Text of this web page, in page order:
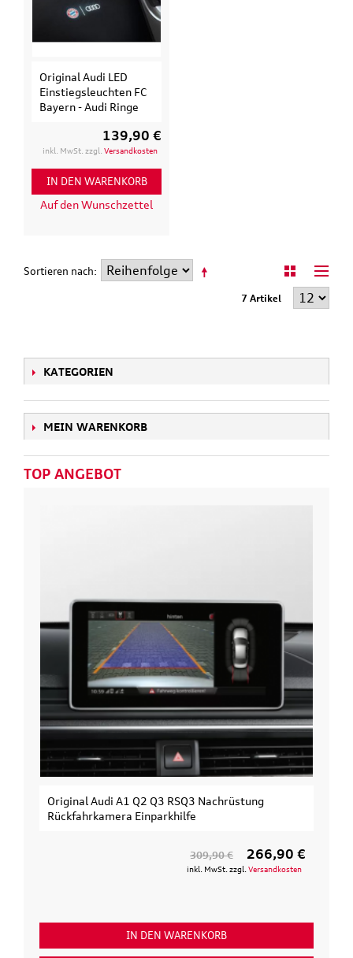
Original Audi LED
Einstiegsleuchten FC
Bayern - Audi Ringe
139,90 €
inkl. MwSt. zzgl.Versandkosten
IN DEN WARENKORB
Auf den Wunschzettel
Sortieren nach
7 Artikel
KATEGORIEN
MEIN WARENKORB
TOP ANGEBOT
Original Audi A1 Q2 Q3 RSQ3 Nachrüstung
Rückfahrkamera Einparkhilfe
309,90 € 266,90 €
inkl. MwSt. zzgl. Versandkosten
IN DEN WARENKORB